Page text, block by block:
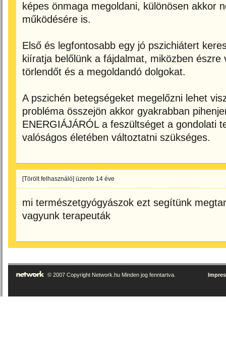
képes önmaga megoldani, különösen akkor
működésére is.
Első és legfontosabb egy jó pszichiátert
kiíratja belőlünk a fájdalmat, miközben
törlendőt és a megoldandó dolgokat.
A pszichén betegségeket megelőzni lehet
probléma összejön akkor gyakrabban
ENERGIÁJÁRÓL a feszültséget a gondolati
valóságos életében változtatni szükséges.
[Törölt felhasználó] üzente 14 éve
mi természetgyógyászok ezt segítünk
vagyunk terapeuták
© 2007 Copyright Network.hu Minden jog fenntartva.